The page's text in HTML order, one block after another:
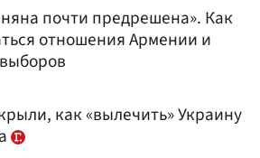
почти предрешена». Как
отношения Армении и
как «вылечить» Украину